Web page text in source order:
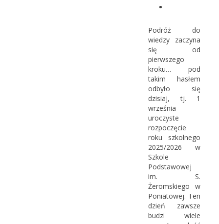
Podróż do
wiedzy zaczyna
się od
pierwszego
kroku… pod
takim hasłem
odbyło się
dzisiaj, tj. 1
września
uroczyste
rozpoczęcie
roku szkolnego
2025/2026 w
Szkole
Podstawowej
im. S.
Żeromskiego w
Poniatowej. Ten
dzień zawsze
budzi wiele